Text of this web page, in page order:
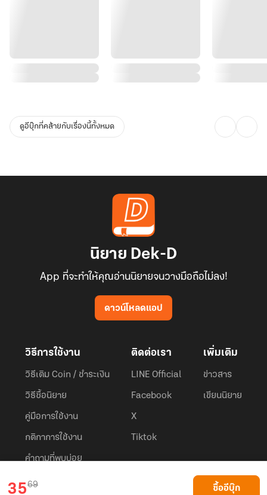
3569 ซื้ออีบุ๊ก
ดูอีบุ๊กที่คล้ายกับเรื่องนี้ทั้งหมด
นิยาย Dek-D
App ที่จะทำให้คุณอ่านนิยายจนวางมือถือไม่ลง!
ดาวน์โหลดแอป
วิธีการใช้งาน
วิธีเติม Coin / ชำระเงิน
วิธีซื้อนิยาย
คู่มือการใช้งาน
กติกาการใช้งาน
คำถามที่พบบ่อย
ติดต่อเรา
LINE Official
Facebook
X
Tiktok
เพิ่มเติม
ข่าวสาร
เขียนนิยาย
Dek-D.com ใช้คุกกี้เพื่อพัฒนาประสบการณ์ของ ผู้ใช้ให้ดียิ่งขึ้น
ยอมรับ